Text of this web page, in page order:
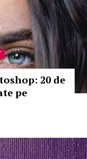
20 de
pe